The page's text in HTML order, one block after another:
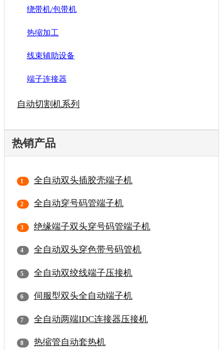
绕带机/包带机
热缩加工
线束辅助设备
端子连接器
自动切割机系列
热销产品
全自动双头插胶壳端子机
全自动穿号码管端子机
绝缘端子双头穿号码管端子机
全自动双头穿色带号码管机
全自动双绞线端子压接机
伺服型双头全自动端子机
全自动两端IDC连接器压接机
热缩管自动套热机